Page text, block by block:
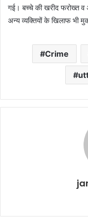
गई। बच्चे की खरीद फरोख्त
अन्य व्यक्तियों के खिलाफ भी
Crime